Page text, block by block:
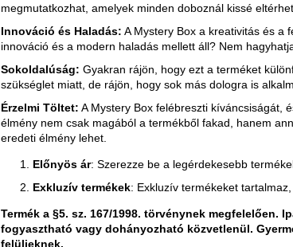
megmutatkozhat, amelyek minden doboznál kissé
Innováció és Haladás: A Mystery Box a kreativitás és a
innováció és a modern haladás mellett áll? Nem
Sokoldalúság: Gyakran rájön, hogy ezt a terméket
szükséglet miatt, de rájön, hogy sok más dologra is
Érzelmi Töltet: A Mystery Box felébreszti kíváncsiságát,
élmény nem csak magából a termékből fakad, hanem
eredeti élmény lehet.
Előnyös ár: Szerezze be a legérdekesebb
Exkluzív termékek: Exkluzív termékeket
Termék a §5. sz. 167/1998. törvénynek megfelelően.
fogyasztható vagy dohányozható közvetlenül.
felülieknek.